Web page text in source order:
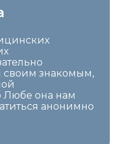
своим знакомым,
Любе она нам
анонимно